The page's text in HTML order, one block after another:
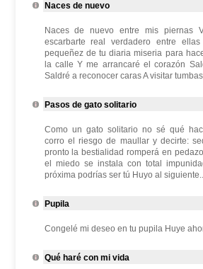
Naces de nuevo
Naces de nuevo entre mis piernas
escarbarte real verdadero entre
pequeñez de tu diaria miseria para
la calle Y me arrancaré el corazón
Saldré a reconocer caras A visitar
Pasos de gato solitario
Como un gato solitario no sé qué
corro el riesgo de maullar y decirte:
pronto la bestialidad romperá en
el miedo se instala con total
próxima podrías ser tú Huyo al
Pupila
Congelé mi deseo en tu pupila Huye
Qué haré con mi vida